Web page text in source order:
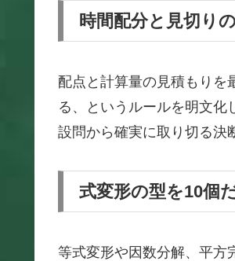
時間配分と見切り
配点と計算量の見積もりを
る、というルールを明文化
設問から確実に取り切る決
式変形の型を10個
等式変形や因数分解、平方